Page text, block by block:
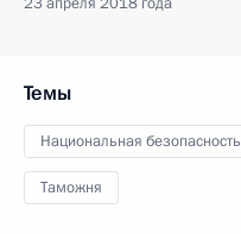
Темы
Национальная безопасность
Таможня